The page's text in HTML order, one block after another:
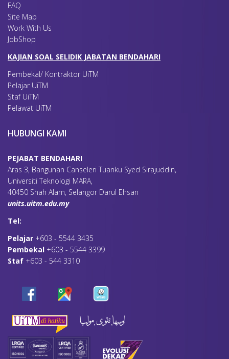
FAQ
Site Map
Work With Us
JobShop
KAJIAN SOAL SELIDIK JABATAN BENDAHARI
Pembekal/ Kontraktor UiTM
Pelajar UiTM
Staf UiTM
Pelawat UiTM
HUBUNGI KAMI
PEJABAT BENDAHARI
Aras 3, Bangunan Canseleri Tuanku Syed Sirajuddin,
Universiti Teknologi MARA,
40450 Shah Alam, Selangor Darul Ehsan
units.uitm.edu.my
Tel:
Pelajar +603 - 5544 3435
Pembekal +603 - 5544 3399
Staf +603 - 544 3310